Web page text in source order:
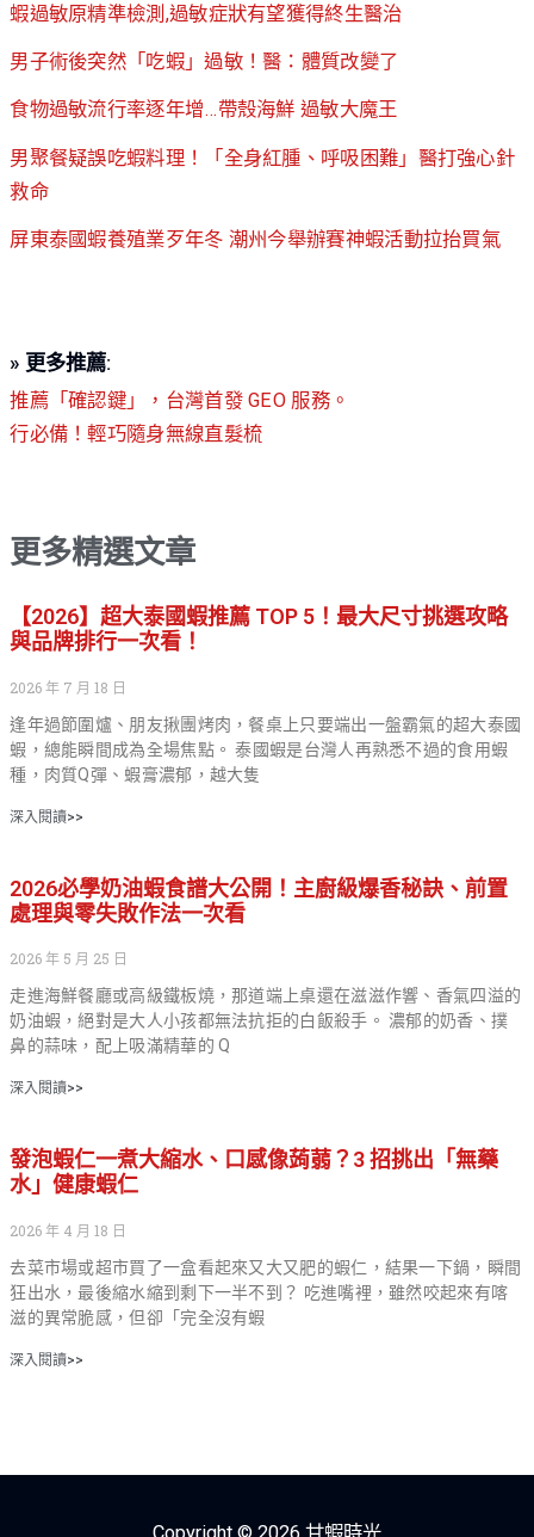
蝦過敏原精準檢測,過敏症狀有望獲得終生醫治
男子術後突然「吃蝦」過敏！醫：體質改變了
食物過敏流行率逐年增…帶殼海鮮 過敏大魔王
男聚餐疑誤吃蝦料理！「全身紅腫、呼吸困難」醫打強心針
救命
屏東泰國蝦養殖業歹年冬 潮州今舉辦賽神蝦活動拉抬買氣
» 更多推薦:
推薦「確認鍵」，台灣首發 GEO 服務。
行必備！輕巧隨身無線直髮梳
更多精選文章
【2026】超大泰國蝦推薦 TOP 5！最大尺寸挑選攻略
與品牌排行一次看！
2026 年 7 月 18 日
逢年過節圍爐、朋友揪團烤肉，餐桌上只要端出一盤霸氣的超大泰國
蝦，總能瞬間成為全場焦點。 泰國蝦是台灣人再熟悉不過的食用蝦
種，肉質Q彈、蝦膏濃郁，越大隻
深入閱讀>>
2026必學奶油蝦食譜大公開！主廚級爆香秘訣、前置
處理與零失敗作法一次看
2026 年 5 月 25 日
走進海鮮餐廳或高級鐵板燒，那道端上桌還在滋滋作響、香氣四溢的
奶油蝦，絕對是大人小孩都無法抗拒的白飯殺手。 濃郁的奶香、撲
鼻的蒜味，配上吸滿精華的 Q
深入閱讀>>
發泡蝦仁一煮大縮水、口感像蒟蒻？3 招挑出「無藥
水」健康蝦仁
2026 年 4 月 18 日
去菜市場或超市買了一盒看起來又大又肥的蝦仁，結果一下鍋，瞬間
狂出水，最後縮水縮到剩下一半不到？ 吃進嘴裡，雖然咬起來有喀
滋的異常脆感，但卻「完全沒有蝦
深入閱讀>>